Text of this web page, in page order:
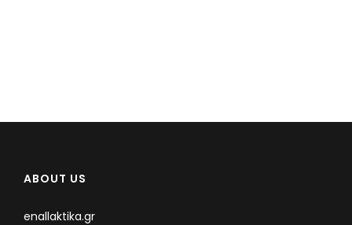
ABOUT US
enallaktika.gr